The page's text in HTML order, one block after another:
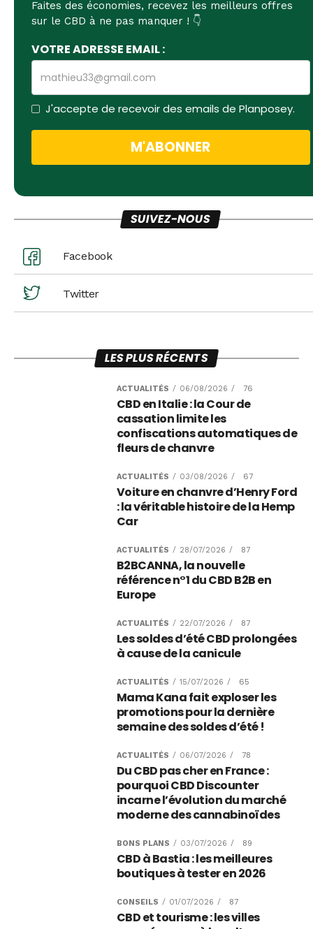
Toutes les meilleures
réductions sur le CBD !
Faites des économies, recevez les meilleurs offres
sur le CBD à ne pas manquer ! 👇
VOTRE ADRESSE EMAIL :
Twitter
LES PLUS RÉCENTS
CBD en Italie : la Cour de
cassation limite les
confiscations automatiques de
fleurs de chanvre
ACTUALITÉS / 03/08/2026 /
Voiture en chanvre d’Henry Ford
: la véritable histoire de la Hemp
Car
ACTUALITÉS / 28/07/2026 /
B2BCANNA, la nouvelle
référence n°1 du CBD B2B en
ACTUALITÉS / 22/07/2026 / 87
Les soldes d’été CBD prolongées
à cause de la canicule
ACTUALITÉS / 15/07/2026 / 65
Mama Kana fait exploser les
promotions pour la dernière
semaine des soldes d’été !
Du CBD pas cher en France :
pourquoi CBD Discounter
incarne l’évolution du marché
BONS PLANS / 03/07/2026 / 89